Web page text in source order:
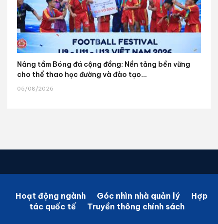
Nâng tầm Bóng đá cộng đồng: Nền tảng bền vững
cho thể thao học đường và đào tạo...
05/08/2026
Hoạt động ngành Góc nhìn nhà quản lý
Hợp
tác quốc tế
Truyền thông chính sách